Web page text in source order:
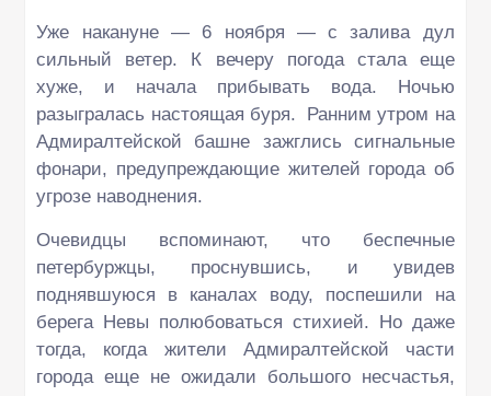
Уже накануне — 6 ноября — с залива дул
сильный ветер. К вечеру погода стала еще
хуже, и начала прибывать вода. Ночью
разыгралась настоящая буря. Ранним утром на
Адмиралтейской башне зажглись сигнальные
фонари, предупреждающие жителей города об
угрозе наводнения.
Очевидцы вспоминают, что беспечные
петербуржцы, проснувшись, и увидев
поднявшуюся в каналах воду, поспешили на
берега Невы полюбоваться стихией. Но даже
тогда, когда жители Адмиралтейской части
города еще не ожидали большого несчастья,